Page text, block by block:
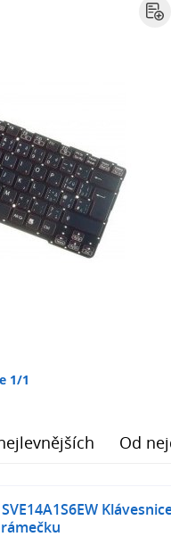
1/1
Od